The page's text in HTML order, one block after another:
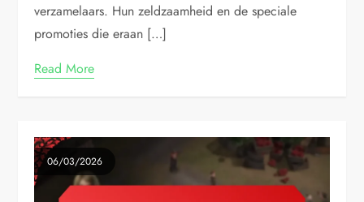
verzamelaars. Hun zeldzaamheid en de speciale
promoties die eraan […]
Read More
06/03/2026